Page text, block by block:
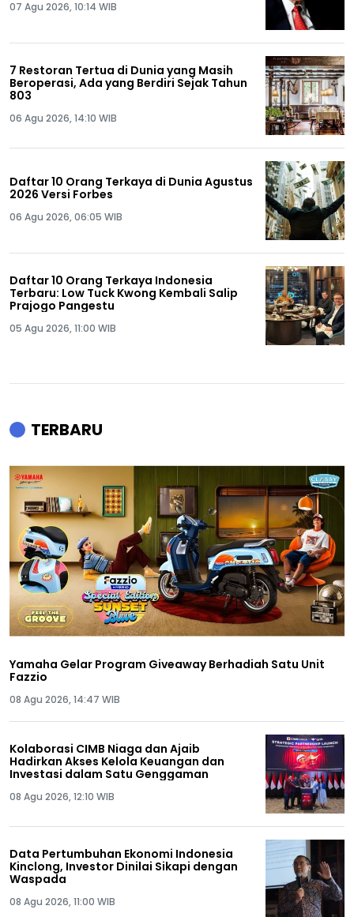
07 Agu 2026, 10:14 WIB
7 Restoran Tertua di Dunia yang Masih
Beroperasi, Ada yang Berdiri Sejak Tahun
803
06 Agu 2026, 14:10 WIB
Daftar 10 Orang Terkaya di Dunia Agustus
2026 Versi Forbes
06 Agu 2026, 06:05 WIB
Daftar 10 Orang Terkaya Indonesia
Terbaru: Low Tuck Kwong Kembali Salip
Prajogo Pangestu
05 Agu 2026, 11:00 WIB
TERBARU
Yamaha Gelar Program Giveaway Berhadiah Satu Unit
Fazzio
08 Agu 2026, 14:47 WIB
Kolaborasi CIMB Niaga dan Ajaib
Hadirkan Akses Kelola Keuangan dan
Investasi dalam Satu Genggaman
08 Agu 2026, 12:10 WIB
Data Pertumbuhan Ekonomi Indonesia
Kinclong, Investor Dinilai Sikapi dengan
Waspada
08 Agu 2026, 11:00 WIB